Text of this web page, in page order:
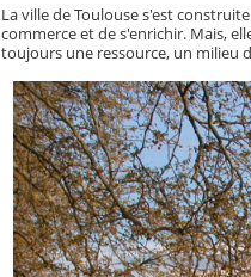
La ville de Toulouse s'est
commerce et de s'enrichir. Mais,
toujours une ressource, un milieu